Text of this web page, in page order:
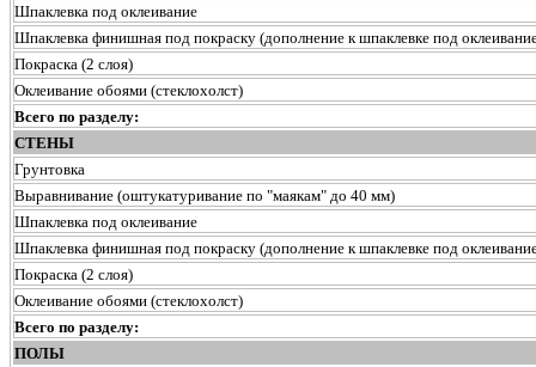
Шпаклевка под оклеивание
Шпаклевка финишная под покраску (дополнение к шпаклевке под
Покраска (2 слоя)
Оклеивание обоями (стеклохолст)
Всего по разделу:
СТЕНЫ
Грунтовка
Выравнивание (оштукатуривание по "маякам" до 40 мм)
Шпаклевка под оклеивание
Шпаклевка финишная под покраску (дополнение к шпаклевке под
Покраска (2 слоя)
Оклеивание обоями (стеклохолст)
Всего по разделу:
ПОЛЫ